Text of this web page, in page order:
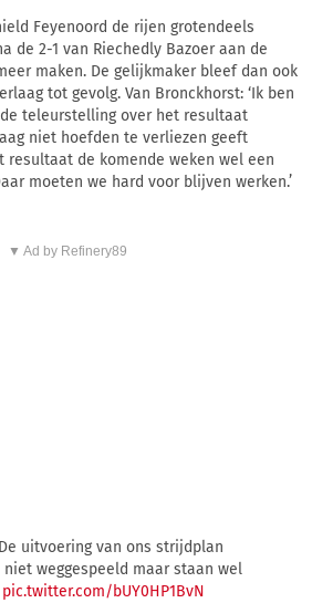
Feyenoord de rijen grotendeels
de 2-1 van Riechedly Bazoer aan de
maken. De gelijkmaker bleef dan ook
tot gevolg. Van Bronckhorst: ‘Ik ben
teleurstelling over het resultaat
niet hoefden te verliezen geeft
resultaat de komende weken wel een
moeten we hard voor blijven werken.’
▼ Ad by Refinery89
uitvoering van ons strijdplan
niet weggespeeld maar staan wel
pic.twitter.com/bUY0HP1BvN